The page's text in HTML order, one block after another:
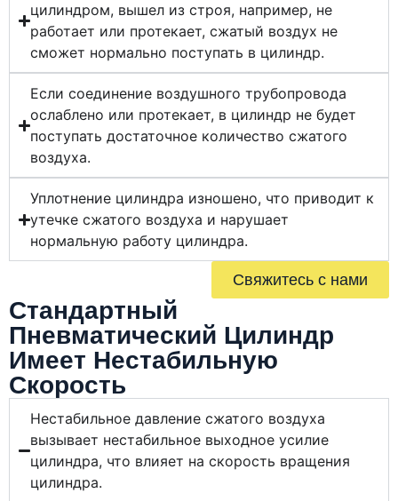
цилиндром, вышел из строя, например, не
работает или протекает, сжатый воздух не
сможет нормально поступать в цилиндр.
Если соединение воздушного трубопровода
ослаблено или протекает, в цилиндр не будет
поступать достаточное количество сжатого
воздуха.
Уплотнение цилиндра изношено, что приводит к
утечке сжатого воздуха и нарушает
нормальную работу цилиндра.
Свяжитесь с нами
Стандартный
Пневматический Цилиндр
Имеет Нестабильную
Скорость
Нестабильное давление сжатого воздуха
вызывает нестабильное выходное усилие
цилиндра, что влияет на скорость вращения
цилиндра.